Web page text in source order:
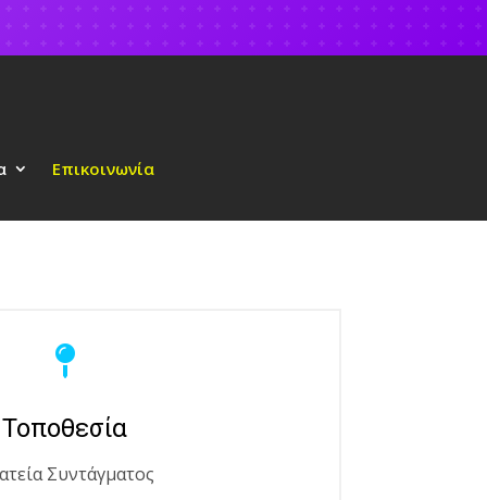
Επικοινωνία

Τοποθεσία
Συντάγματος